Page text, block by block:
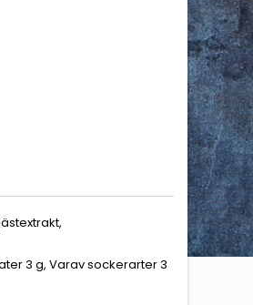
3 g, Varav sockerarter 3